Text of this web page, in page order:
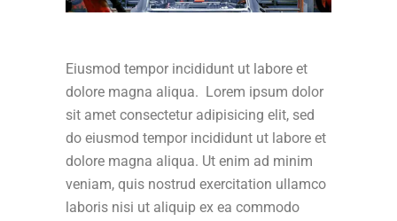
Eiusmod tempor incididunt ut labore et
dolore magna aliqua. Lorem ipsum dolor
sit amet consectetur adipisicing elit, sed
do eiusmod tempor incididunt ut labore et
dolore magna aliqua. Ut enim ad minim
veniam, quis nostrud exercitation ullamco
laboris nisi ut aliquip ex ea commodo